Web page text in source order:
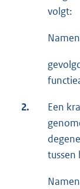
volgt:
2.
Een
tussen